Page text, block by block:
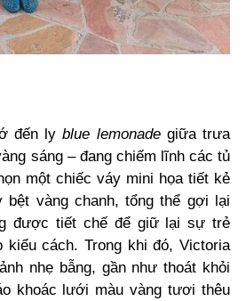
đến lyblue lemonadegiữa trưa
sáng – đang chiếm lĩnh các tủ
một chiếc váy mini họa tiết kẻ
vàng chanh, tổng thể gợi lại
được tiết chế để giữ lại sự trẻ
kiểu cách. Trong khi đó, Victoria
nhẹ bẫng, gần như thoát khỏi
khoác lưới màu vàng tươi thêu